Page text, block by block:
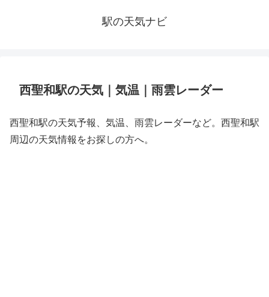
駅の天気ナビ
西聖和駅の天気｜気温｜雨雲レーダー
西聖和駅の天気予報、気温、雨雲レーダーなど。西聖和駅
周辺の天気情報をお探しの方へ。